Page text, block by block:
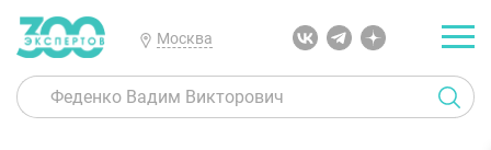
Москва